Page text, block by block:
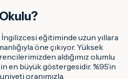
İngilizcesi eğitiminde uzun yıllara
öne çıkıyor. Yüksek
aldığımız olumlu
en büyük göstergesidir. %95’in
oranımızla,